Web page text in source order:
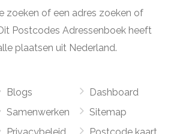
zoeken of een adres zoeken of
Postcodes Adressenboek heeft
plaatsen uit Nederland.
Blogs
Samenwerken
Dashboard
Sitemap